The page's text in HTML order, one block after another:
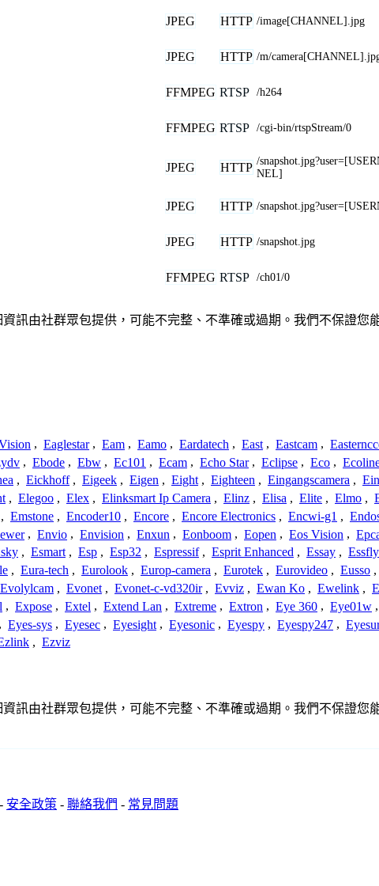
JPEG HTTP /image[CHANNEL].jpg
JPEG HTTP /m/
FFMPEG RTSP /h264
FFMPEG RTSP /cgi-bin/rtspStream/0
JPEG HTTP /
NEL]
JPEG HTTP /
JPEG HTTP /snapshot.jpg
FFMPEG RTSP /ch01/0
訊由社群眾包提供，可能不完整、不準確或過期。我們不保證您
, Eaglestar , Eam , Eamo , Eardatech , East , Eastcam ,
, Ebode , Ebw , Ec101 , Ecam , Echo Star , Eclipse , Eco ,
, Eickhoff , Eigeek , Eigen , Eight , Eighteen , Eingangscamera ,
, Elegoo , Elex , Elinksmart Ip Camera , Elinz , Elisa , Elite , Elmo ,
, Emstone , Encoder10 , Encore , Encore Electronics , Encwi-g1 ,
, Envio , Envision , Enxun , Eonboom , Eopen , Eos Vision ,
, Esmart , Esp , Esp32 , Espressif , Esprit Enhanced , Essay , Essfly
, Eura-tech , Eurolook , Europ-camera , Eurotek , Eurovideo , Eusso ,
Evolylcam , Evonet , Evonet-c-vd320ir , Evviz , Ewan Ko , Ewelink ,
, Expose , Extel , Extend Lan , Extreme , Extron , Eye 360 , Eye01w ,
, Eyes-sys , Eyesec , Eyesight , Eyesonic , Eyespy , Eyespy247 ,
, Ezviz
訊由社群眾包提供，可能不完整、不準確或過期。我們不保證您
- 安全政策 - 聯絡我們 - 常見問題